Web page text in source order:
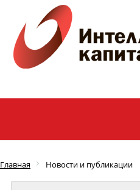
Главная Новости и публикации